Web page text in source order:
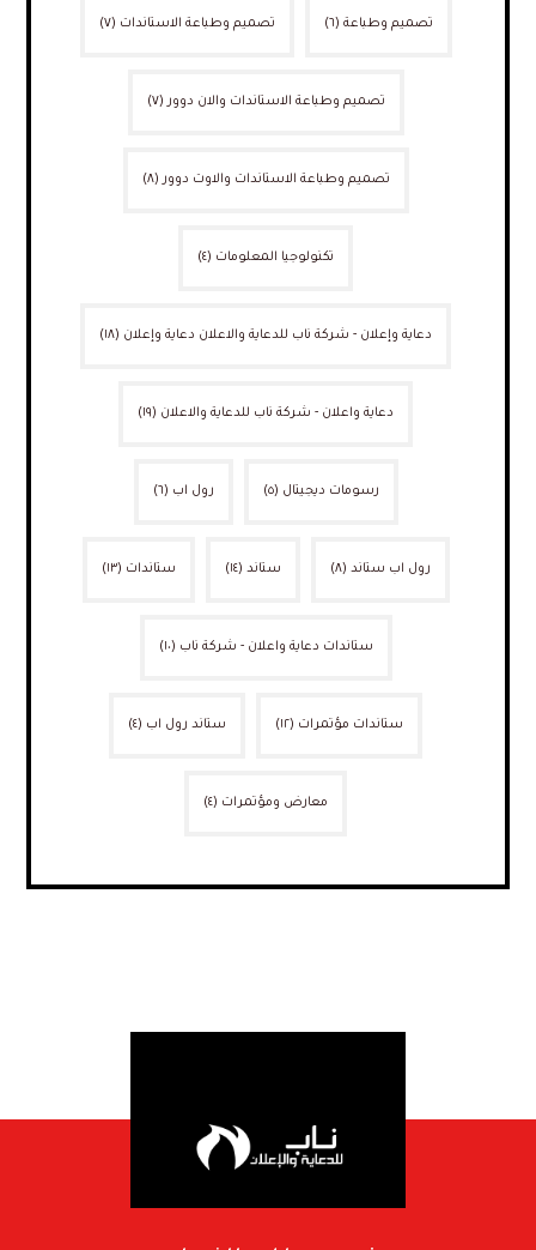
تصميم وطباعة (٦) تصميم وطباعة الاستاندات (٧)
تصميم وطباعة الاستاندات والان دوور (٧)
تصميم وطباعة الاستاندات والاوت دوور (٨)
تكنولوجيا المعلومات (٤)
دعاية وإعلان - شركة ناب للدعاية والاعلان دعاية وإعلان (١٨)
دعاية واعلان - شركة ناب للدعاية والاعلان (١٩)
رسومات ديجيتال (٥) رول اب (٦)
رول اب ستاند (٨) ستاند (١٤) ستاندات (١٣)
ستاندات دعاية واعلان - شركة ناب (١٠)
ستاندات مؤتمرات (١٢) ستاند رول اب (٤)
معارض ومؤتمرات (٤)